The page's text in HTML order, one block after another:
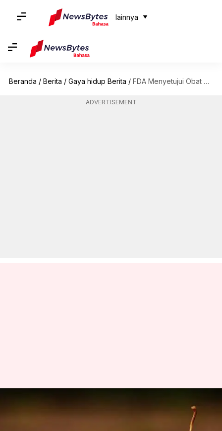
lainnya
Beranda / Berita / Gaya hidup Berita / FDA Menyetujui Obat Pertama Untuk Menyembuhkan Alergi Makanan Yang Parah
ADVERTISEMENT
FDA Menyetujui Obat Pertama
Untuk Menyembuhkan Alergi